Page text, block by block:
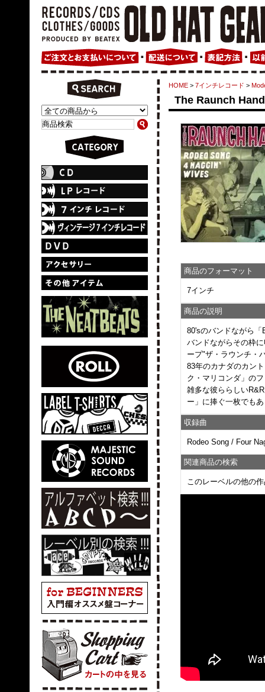
HOME > 7インチレコード >
The Raunch
商品のフォーマット
7インチ
商品の説明
80'sのバンドながら
バンドながらその枠
ープ"ザ・ラウンチ・
83年のカナダのカン
ク・マリコンダ」の
雑多な彼ららしい
ー」に捧ぐ一枚でも
収録曲
Rodeo Song / Four
関連商品の検索
このレーベルの他の